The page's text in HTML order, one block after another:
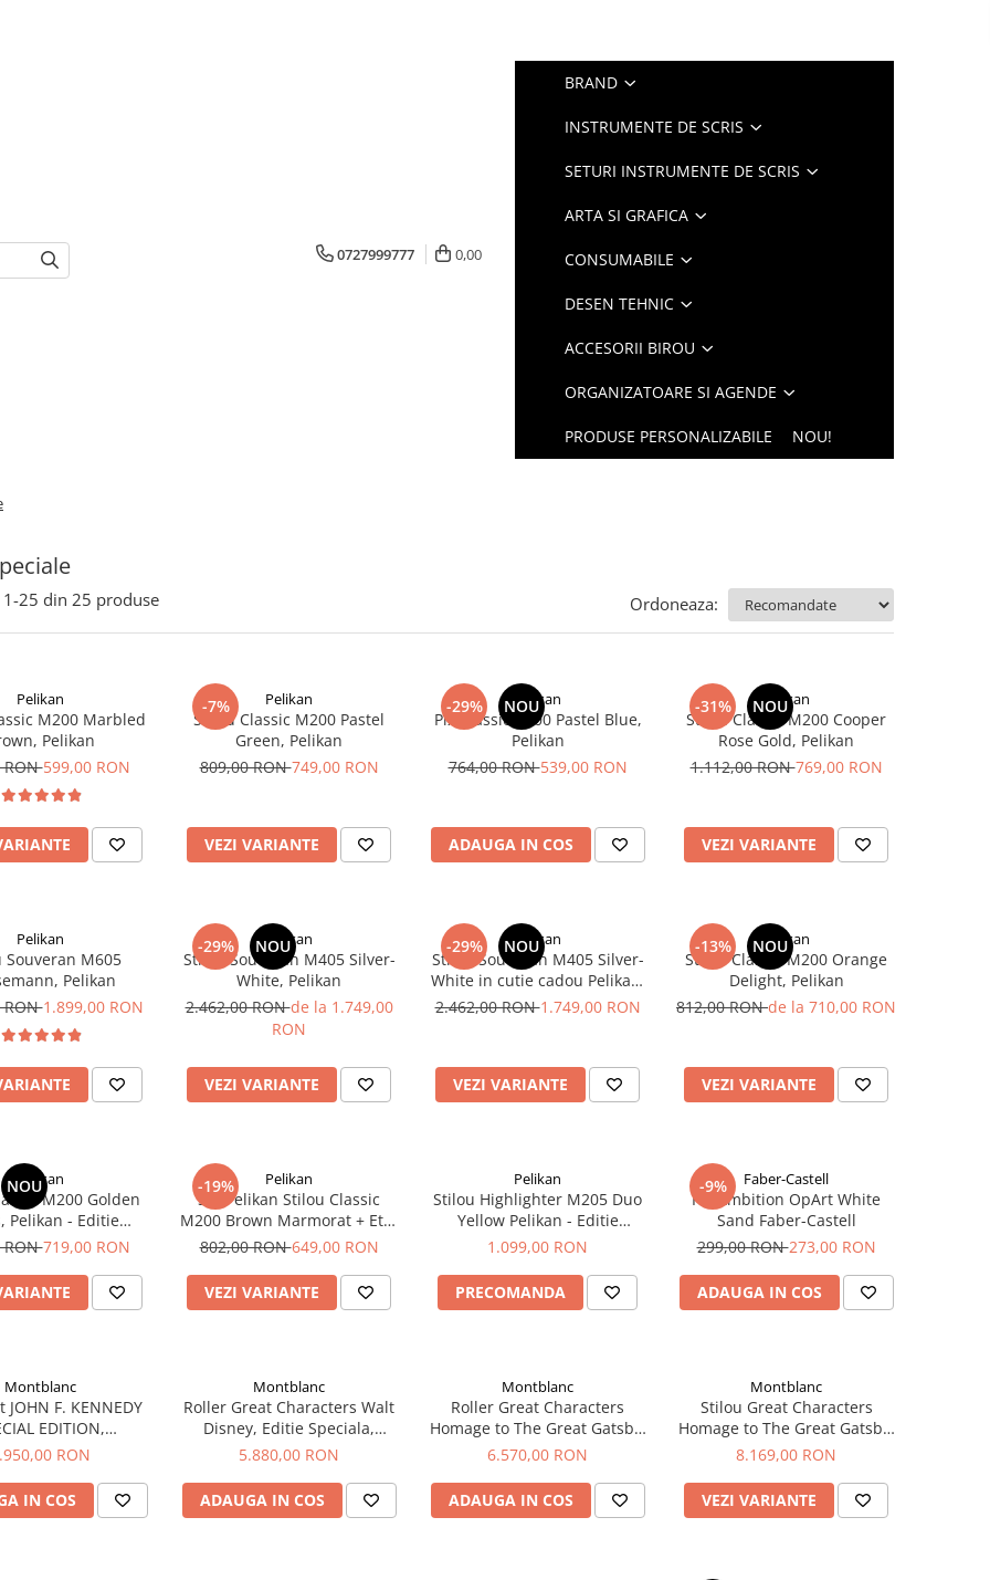
0727999777 0,00
BRAND
INSTRUMENTE DE SCRIS
SETURI INSTRUMENTE DE SCRIS
ARTA SI GRAFICA
CONSUMABILE
DESEN TEHNIC
ACCESORII BIROU
ORGANIZATOARE SI AGENDE
PRODUSE PERSONALIZABILE NOU!
1-25 din 25 produse Ordoneaza:
Pelikan
M200 Marbled
Pelikan
RON599,00 RON
-7% Pelikan
Stilou Classic M200 Pastel
Green, Pelikan
809,00 RON749,00 RON
VEZI VARIANTE
-29% NOU
Pelikan
Pix Classic K200 Pastel Blue,
Pelikan
764,00 RON539,00 RON
ADAUGA IN COS
-31% NOU
Pelikan
Stilou Classic M200 Cooper
Rose Gold, Pelikan
1.112,00 RON769,00 RON
VEZI VARIANTE
Pelikan
Souveran M605
Pelikan
RON1.899,00 RON
-29% NOU
Pelikan
Stilou Souveran M405 Silver-
White, Pelikan
2.462,00 RONde la 1.749,00
RON
VEZI VARIANTE
-29% NOU
Pelikan
Stilou Souveran M405 Silver-
White in cutie cadou Pelikan,
Editie Limitata
2.462,00 RON1.749,00 RON
VEZI VARIANTE
-13% NOU
Pelikan
Stilou Classic M200 Orange
Delight, Pelikan
812,00 RONde la 710,00 RON
VEZI VARIANTE
NOU
Pelikan
M200 Golden
Pelikan - Editie
(sept 2024)
RON719,00 RON
-19% Pelikan
Set Pelikan Stilou Classic
M200 Brown Marmorat + Etui
Piele Brown Pt 1 Instrumente
802,00 RON649,00 RON
VEZI VARIANTE
Pelikan
Stilou Highlighter M205 Duo
Yellow Pelikan - Editie
Speciala
1.099,00 RON
PRECOMANDA
-9% Faber-Castell
Pix Ambition OpArt White
Sand Faber-Castell
299,00 RON273,00 RON
ADAUGA IN COS
Montblanc
F. KENNEDY
EDITION,
RON
IN COS
Montblanc
Roller Great Characters Walt
Disney, Editie Speciala,
Montblanc
5.880,00 RON
ADAUGA IN COS
Montblanc
Roller Great Characters
Homage to The Great Gatsby,
Editie Speciala, Montblanc
6.570,00 RON
ADAUGA IN COS
Montblanc
Stilou Great Characters
Homage to The Great Gatsby,
Editie Speciala, Montblanc
8.169,00 RON
VEZI VARIANTE